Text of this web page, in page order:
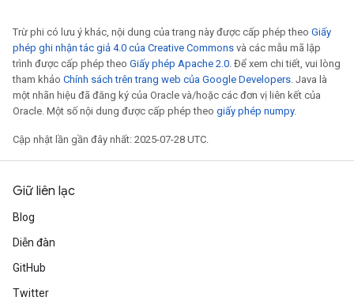
Trừ phi có lưu ý khác, nội dung của trang này được cấp phép theo Giấy
phép ghi nhận tác giả 4.0 của Creative Commons và các mẫu mã lập
trình được cấp phép theo Giấy phép Apache 2.0. Để xem chi tiết, vui lòng
tham khảo Chính sách trên trang web của Google Developers. Java là
một nhãn hiệu đã đăng ký của Oracle và/hoặc các đơn vị liên kết của
Oracle. Một số nội dung được cấp phép theo giấy phép numpy.
Cập nhật lần gần đây nhất: 2025-07-28 UTC.
Giữ liên lạc
Blog
Diễn đàn
GitHub
Twitter